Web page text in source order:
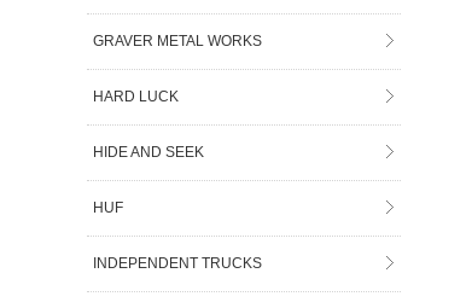
GRAVER METAL WORKS
HARD LUCK
HIDE AND SEEK
HUF
INDEPENDENT TRUCKS